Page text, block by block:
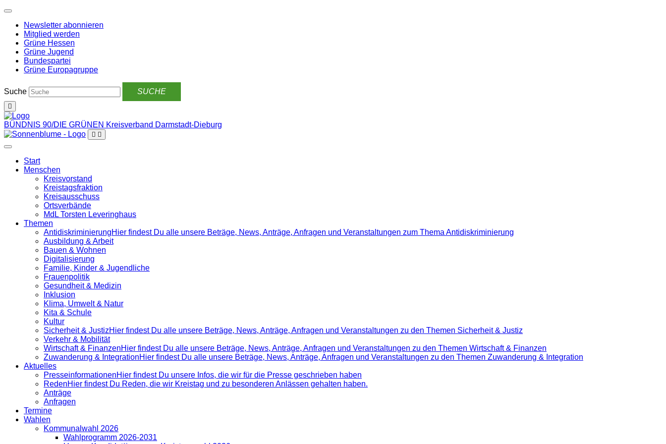
Weiter
Inhalt
Newsletter abonnieren
Mitglied werden
Grüne Hessen
Grüne Jugend
Bundespartei
Grüne Europagruppe
Suche
BÜNDNIS 90/DIE GRÜNEN Kreisverband Darmstadt-Dieburg
Start
Menschen
Kreisvorstand
Kreistagsfraktion
Kreisausschuss
Ortsverbände
MdL Torsten Leveringhaus
Themen
Antidiskrimi­nierungHier findest Du alle unsere Beträge, News, Anträge, Anfragen und Veranstaltungen zum Thema Antidiskriminierung
Ausbildung & Arbeit
Bauen & Wohnen
Digitalisierung
Familie, Kinder & Jugendliche
Frauenpolitik
Gesundheit & Medizin
Inklusion
Klima, Umwelt & Natur
Kita & Schule
Kultur
Sicherheit & JustizHier findest Du alle unsere Beträge, News, Anträge, Anfragen und Veranstaltungen zu den Themen Sicherheit & Justiz
Verkehr & Mobilität
Wirtschaft & FinanzenHier findest Du alle unsere Beträge, News, Anträge, Anfragen und Veranstaltungen zu den Themen Wirtschaft & Finanzen
Zuwanderung & IntegrationHier findest Du alle unsere Beträge, News, Anträge, Anfragen und Veranstaltungen zu den Themen Zuwanderung & Integration
Aktuelles
Presse­informationenHier findest Du unsere Infos, die wir für die Presse geschrieben haben
RedenHier findest Du Reden, die wir Kreistag und zu besonderen Anlässen gehalten haben.
Anträge
Anfragen
Termine
Wahlen
Kommunalwahl 2026
Wahlprogramm 2026-2031